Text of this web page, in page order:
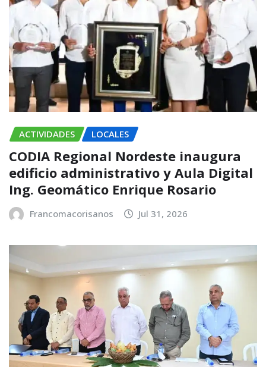
ACTIVIDADES LOCALES
CODIA Regional Nordeste inaugura
edificio administrativo y Aula Digital
Ing. Geomático Enrique Rosario
Francomacorisanos Jul 31, 2026